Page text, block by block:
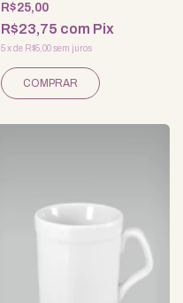
R$25,00
R$23,75 com Pix
5 xde R$5,00 sem juros